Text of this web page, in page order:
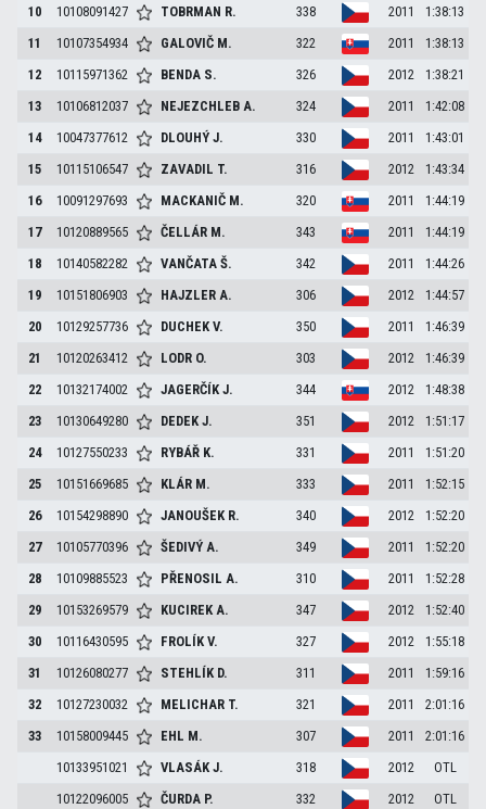
10
10108091427 TOBRMAN R. 338 2011
1:38:13
11
10107354934 GALOVIČ M. 322 2011
1:38:13
12
10115971362 BENDA S. 326 2012
1:38:21
13
10106812037 NEJEZCHLEBA. 324 2011
1:42:08
14
10047377612 DLOUHÝJ. 330 2011
1:43:01
15
10115106547 ZAVADIL T. 316 2012
1:43:34
16
10091297693 MACKANIČ M. 320 2011
1:44:19
17
10120889565 ČELLÁR M. 343 2011
1:44:19
18
10140582282 VANČATAŠ. 342 2011
1:44:26
19
10151806903 HAJZLERA. 306 2012
1:44:57
20
10129257736 DUCHEKV. 350 2011
1:46:39
21
10120263412 LODR O. 303 2012
1:46:39
22
10132174002 JAGERČÍKJ. 344 2012
1:48:38
23
10130649280 DEDEKJ. 351 2012
1:51:17
24
10127550233 RYBÁŘ K. 331 2011
1:51:20
25
10151669685 KLÁR M. 333 2011
1:52:15
26
10154298890 JANOUŠEK R. 340 2012
1:52:20
27
10105770396 ŠEDIVÝA. 349 2011
1:52:20
28
10109885523 PŘENOSILA. 310 2011
1:52:28
29
10153269579 KUCIREKA. 347 2012
1:52:40
30
10116430595 FROLÍKV. 327 2012
1:55:18
31
10126080277 STEHLÍK D. 311 2011
1:59:16
32
10127230032 MELICHAR T. 321 2011
2:01:16
33
10158009445 EHL M. 307 2011
2:01:16
10133951021
VLASÁKJ. 318 2012
OTL
10122096005
ČURDA P. 332 2012
OTL